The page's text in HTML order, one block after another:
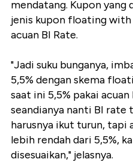
mendatang. Kupon yang
jenis kupon floating with
acuan BI Rate.
"Jadi suku bunganya,
5,5% dengan skema
saat ini 5,5% pakai acuan
seandianya nanti BI
harusnya ikut turun, tapi
lebih rendah dari 5,5%,
disesuaikan," jelasnya.